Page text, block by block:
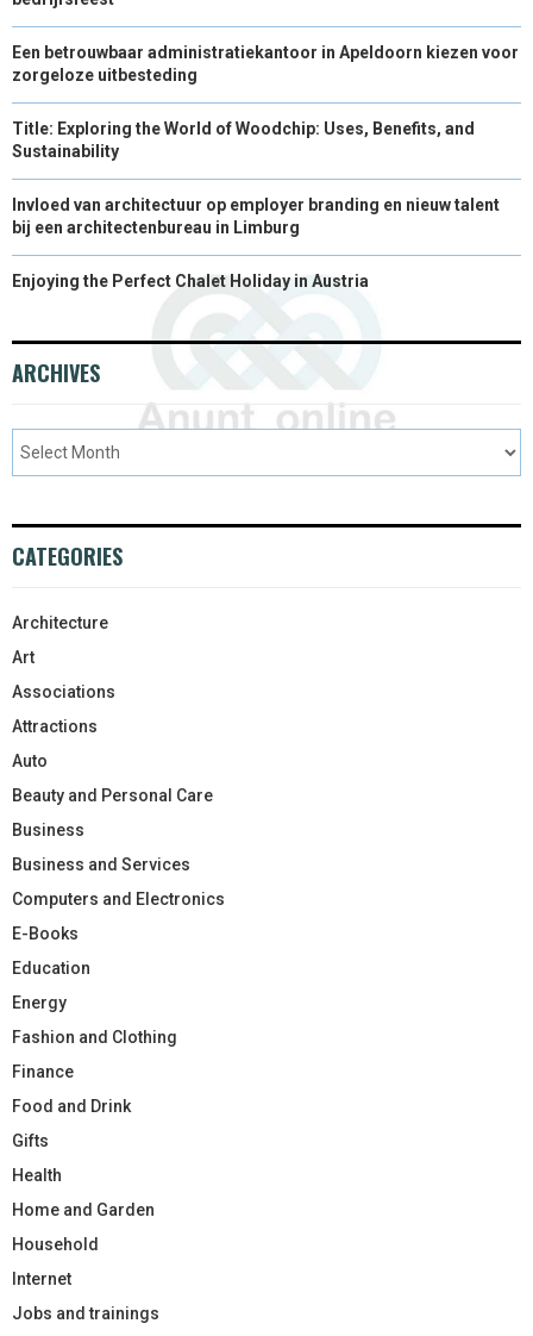
Een betrouwbaar administratiekantoor in Apeldoorn kiezen voor
zorgeloze uitbesteding
Title: Exploring the World of Woodchip: Uses, Benefits, and
Sustainability
Invloed van architectuur op employer branding en nieuw talent
bij een architectenbureau in Limburg
Enjoying the Perfect Chalet Holiday in Austria
ARCHIVES
CATEGORIES
Architecture
Art
Associations
Attractions
Auto
Beauty and Personal Care
Business
Business and Services
Computers and Electronics
E-Books
Education
Energy
Fashion and Clothing
Finance
Food and Drink
Gifts
Health
Home and Garden
Household
Internet
Jobs and trainings